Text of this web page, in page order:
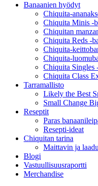
Banaanien hyödyt
Chiquita-
Chiquita Minis -
Chiquitan
Chiquita Reds -
Chiquita-
Chiquita-
Chiquita Singles
Chiquita Class
Tarramallisto
Likely the Best
Small Change
Reseptit
Paras
Resepti-ideat
Chiquitan tarina
Maittavin ja
Blogi
Vastuullisuusraportti
Merchandise